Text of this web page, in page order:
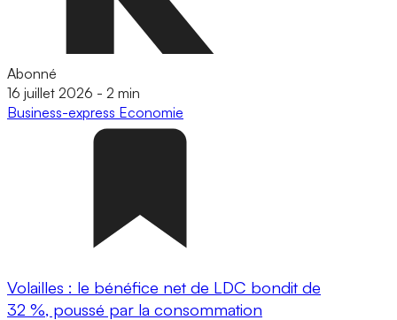
Abonné
16 juillet 2026 - 2 min
Business-express Economie
Volailles : le bénéfice net de LDC bondit de
32 %, poussé par la consommation